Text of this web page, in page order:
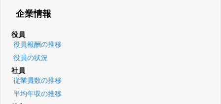
企業情報
役員
役員報酬の推移
役員の状況
社員
従業員数の推移
平均年収の推移